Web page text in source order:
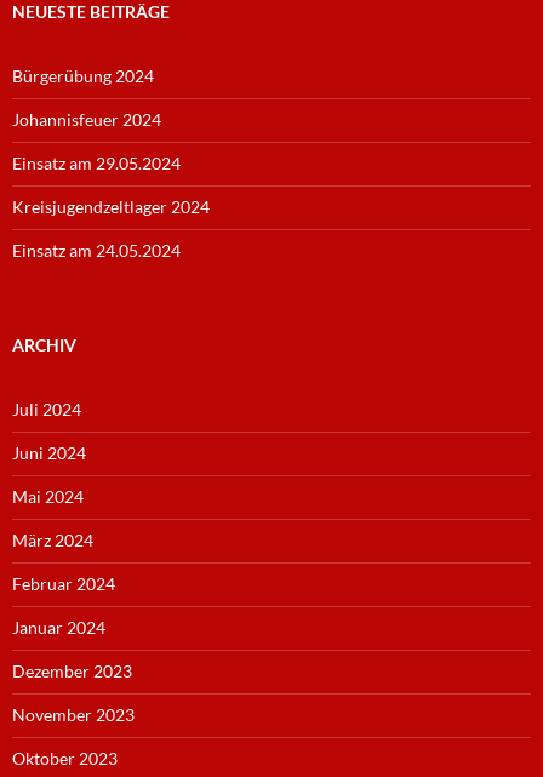
NEUESTE BEITRÄGE
Bürgerübung 2024
Johannisfeuer 2024
Einsatz am 29.05.2024
Kreisjugendzeltlager 2024
Einsatz am 24.05.2024
ARCHIV
Juli 2024
Juni 2024
Mai 2024
März 2024
Februar 2024
Januar 2024
Dezember 2023
November 2023
Oktober 2023